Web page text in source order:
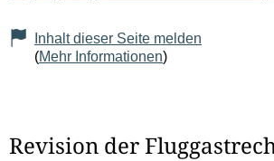
Inhalt dieser Seite melden
(Mehr Informationen)
Revision der